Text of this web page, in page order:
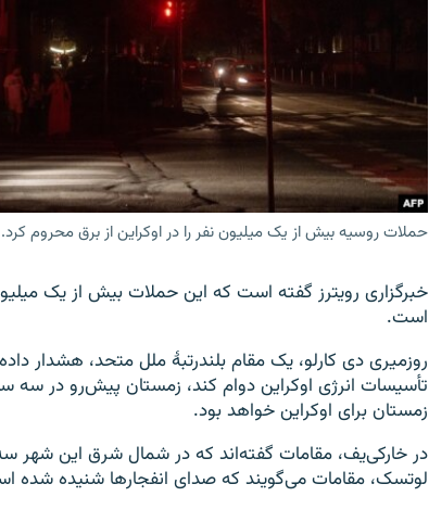
حملات روسیه بیش از یک میلیون نفر را در اوکراین از برق محروم کرد.
خبرگزاری رویترز گفته است که این حملات بیش از یک
است.
روزمیری دی کارلو، یک مقام بلندرتبۀ ملل متحد، هشدار
تأسیسات انرژی اوکراین دوام کند، زمستان پیش‌رو در سه
زمستان برای اوکراین خواهد بود.
در خارکی‌یف، مقامات گفته‌اند که در شمال شرق این شهر
لوتسک، مقامات می‌گویند که صدای انفجارها شنیده شده